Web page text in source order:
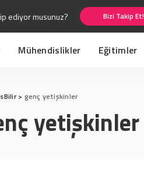
ediyor musunuz? Bizi Takip Et!
Mühendislikler Eğitimler
> genç yetişkinler
yetişkinler